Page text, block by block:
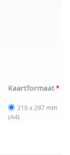
Kaartformaat
210 x 297 mm
(A4)